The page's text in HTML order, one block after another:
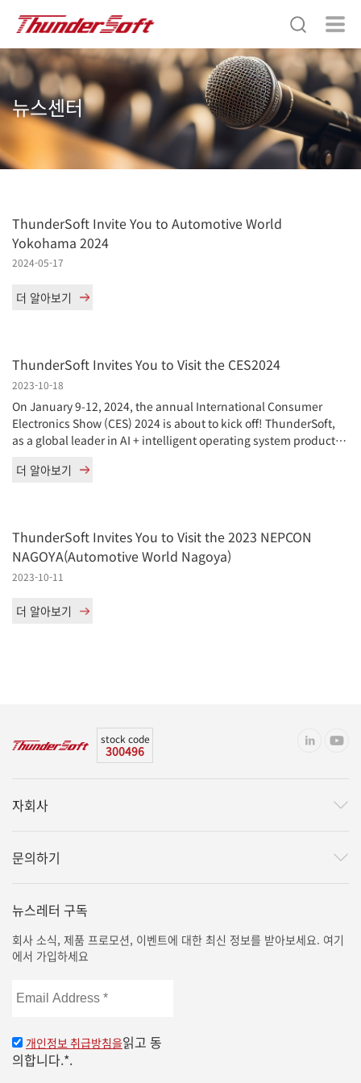
뉴스센터
ThunderSoft Invite You to Automotive World
Yokohama 2024
2024-05-17
더 알아보기
ThunderSoft Invites You to Visit the CES2024
2023-10-18
On January 9-12, 2024, the annual International Consumer
Electronics Show (CES) 2024 is about to kick off! ThunderSoft,
as a global leader in AI + intelligent operating system products
더 알아보기
ThunderSoft Invites You to Visit the 2023 NEPCON
NAGOYA(Automotive World Nagoya)
2023-10-11
더 알아보기
stock code
300496
자회사
문의하기
뉴스레터 구독
회사 소식, 제품 프로모션, 이벤트에 대한 최신 정보를 받아보세요. 여기
에서 가입하세요
Address
개인정보 취급방침을읽고 동
의합니다.*.